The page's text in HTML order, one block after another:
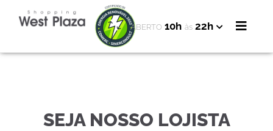
ABERTO 10h às 22h
SEJA NOSSO LOJISTA